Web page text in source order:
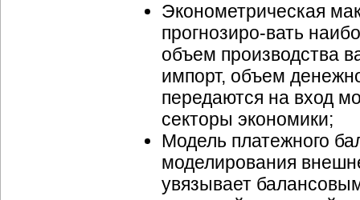
Эконометрическая
прогнозиро-вать
объем производства
импорт, объем
передаются на вход
секторы экономики;
Модель платежного
моделирования
увязывает